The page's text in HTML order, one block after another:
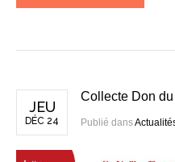
JEU
DÉC 24
Collecte Don
Publié dans